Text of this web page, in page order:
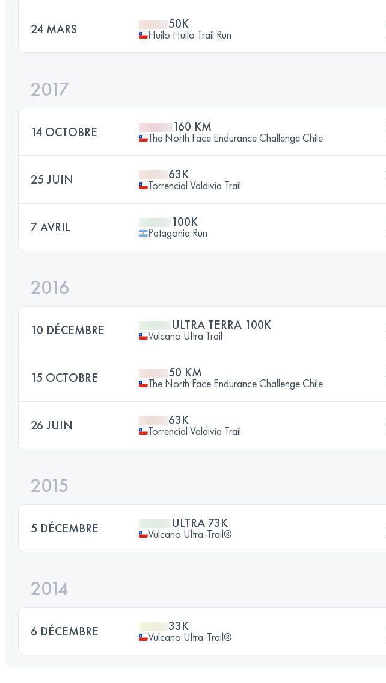
24 MARS 50K
Huilo Huilo Trail Run
2017
14 OCTOBRE 160 KM
The North Face Endurance Challenge Chile
25 JUIN 63K
Torrencial Valdivia Trail
7 AVRIL 100K
Patagonia Run
2016
10 DÉCEMBRE ULTRA TERRA 100K
Vulcano Ultra Trail
15 OCTOBRE 50 KM
The North Face Endurance Challenge Chile
26 JUIN 63K
Torrencial Valdivia Trail
2015
5 DÉCEMBRE ULTRA 73K
Vulcano Ultra-Trail®
2014
6 DÉCEMBRE 33K
Vulcano Ultra-Trail®